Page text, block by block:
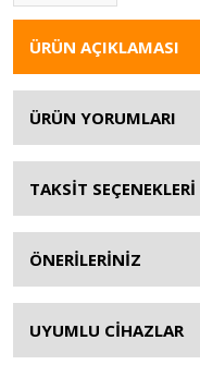
ÜRÜN AÇIKLAMASI
ÜRÜN YORUMLARI
TAKSİT SEÇENEKLERİ
ÖNERİLERİNİZ
UYUMLU CİHAZLAR